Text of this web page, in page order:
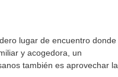
lugar de encuentro donde
y acogedora, un
también es aprovechar la